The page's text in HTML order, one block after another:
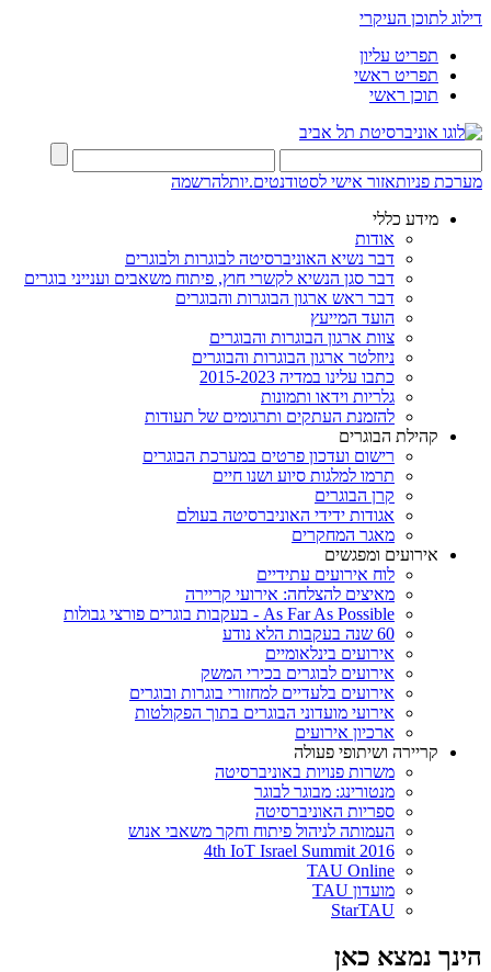
דילוג לתוכן העיקרי
תפריט עליון
תפריט ראשי
תוכן ראשי
מערכת פניותאזור אישי לסטודנטים.יותלהרשמה
מידע כללי
אודות
דבר נשיא האוניברסיטה לבוגרות ולבוגרים
דבר סגן הנשיא לקשרי חוץ, פיתוח משאבים וענייני בוגרים
דבר ראש ארגון הבוגרות והבוגרים
הועד המייעץ
צוות ארגון הבוגרות והבוגרים
ניוזלטר ארגון הבוגרות והבוגרים
כתבו עלינו במדיה 2015-2023
גלריות וידאו ותמונות
להזמנת העתקים ותרגומים של תעודות
קהילת הבוגרים
רישום ועדכון פרטים במערכת הבוגרים
תרמו למלגות סיוע ושנו חיים
קרן הבוגרים
אגודות ידידי האוניברסיטה בעולם
מאגר המחקרים
אירועים ומפגשים
לוח אירועים עתידיים
מאיצים להצלחה: אירועי קריירה
As Far As Possible - בעקבות בוגרים פורצי גבולות
60 שנה בעקבות הלא נודע
אירועים בינלאומיים
אירועים לבוגרים בכירי המשק
אירועים בלעדיים למחזורי בוגרות ובוגרים
אירועי מועדוני הבוגרים בתוך הפקולטות
ארכיון אירועים
קריירה ושיתופי פעולה
משרות פנויות באוניברסיטה
מנטורינג: מבוגר לבוגר
ספריות האוניברסיטה
העמותה לניהול פיתוח וחקר משאבי אנוש
4th IoT Israel Summit 2016
TAU Online
מועדון TAU
StarTAU
הינך נמצא כאן